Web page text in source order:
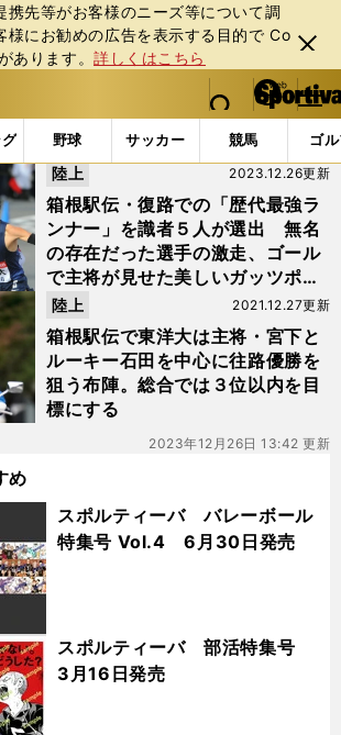
携先等がお客様のニーズ等について調
様にお勧めの広告を表⽰する⽬的で Co
あります。詳しくはこちら
閉じ
る
web Sportiva (webスポルティーバ)
検索
マイペ
ー
ジ
メニュ
野球 サッカー 競馬 ゴ
新ニュース・ 情報
箱根駅伝・復路での「歴代最強ラ
ンナー」を識者５人が選出 無名
の存在だった選手の激走、ゴール
で主将が見せた美しいガッツポー
ズ
2023.12.26更新
陸上
箱根駅伝で東洋大は主将・宮下と
ルーキー石田を中心に往路優勝を
狙う布陣。総合では３位以内を目
標にする
2021.12.27更新
陸上
2023年12月26日 13:42 更新
め
スポルティーバ バレーボール
特集号 Vol.4 6月30日発売
スポルティーバ 部活特集号
3月16日発売